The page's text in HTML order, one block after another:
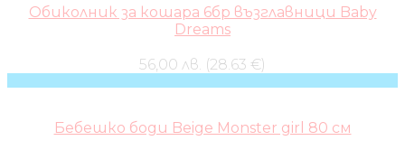
Обиколник за кошара 6бр възглавници Baby
Dreams
56,00 лв. (28.63 €)
Бебешко боди Beige Monster girl 80 см